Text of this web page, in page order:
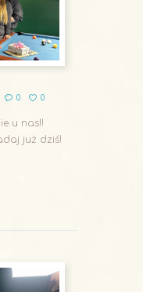
0 0
u nas!!
już dziś!